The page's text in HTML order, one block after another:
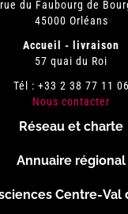
du Faubourg de
45000 Orléans
Accueil - livraison
57 quai du Roi
Tél : +33 2 38 77 11 06
Nous contacter
Réseau et charte
Annuaire régional
Centre-Val